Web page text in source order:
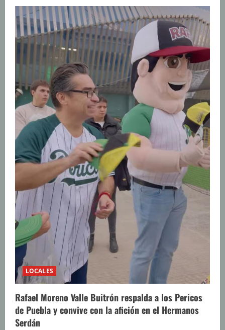
LOCALES
Rafael Moreno Valle Buitrón respalda a los Pericos
de Puebla y convive con la afición en el Hermanos
Serdán